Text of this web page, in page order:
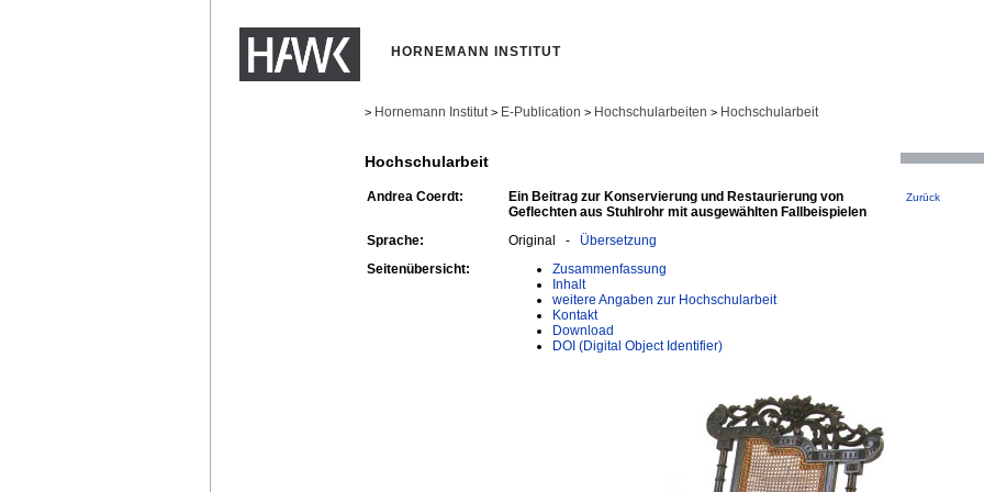
HORNEMANN INSTITUT
> Hornemann Institut > E-Publication > Hochschularbeiten > Hochschularbeit
Hochschularbeit
Andrea Coerdt:
Ein Beitrag zur Konservierung und Restaurierung von
Geflechten aus Stuhlrohr mit ausgewählten Fallbeispielen
Zurück
Sprache: Original - Übersetzung
Seitenübersicht:
Zusammenfassung
Inhalt
weitere Angaben zur Hochschularbeit
Kontakt
Download
DOI (Digital Object Identifier)